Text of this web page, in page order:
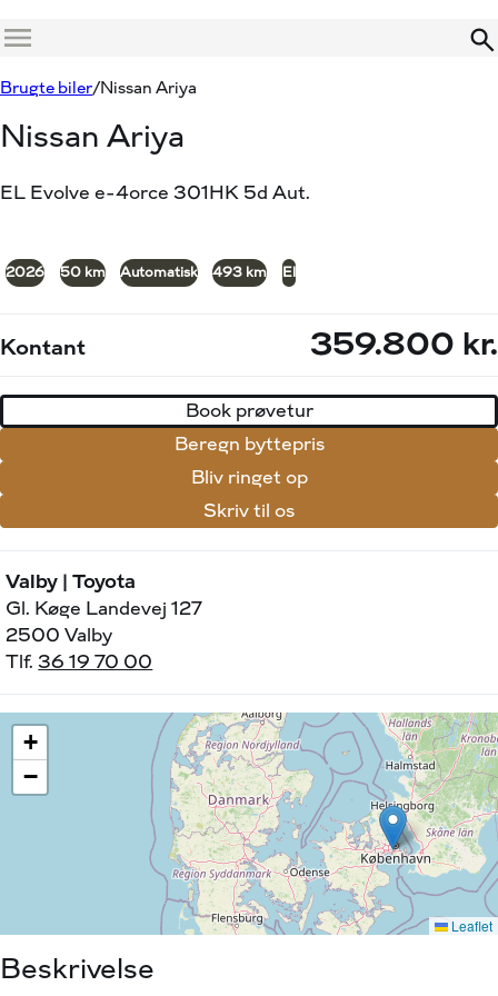
Menu
Brugte biler Nissan Ariya
Nissan Ariya
EL Evolve e-4orce 301HK 5d Aut.
2026 50 km Automatisk 493 km El
Kontant 359.800 kr.
Book prøvetur
Beregn byttepris
Bliv ringet op
Skriv til os
Valby | Toyota
Gl. Køge Landevej 127
2500 Valby
Tlf.36 19 70 00
Beskrivelse